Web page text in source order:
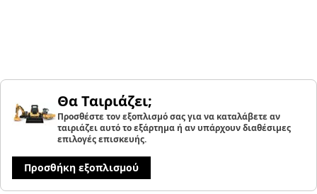
Θα Ταιριάζει;
Προσθέστε τον εξοπλισμό σας για να καταλάβετε αν
ταιριάζει αυτό το εξάρτημα ή αν υπάρχουν διαθέσιμες
επιλογές επισκευής.
Προσθήκη εξοπλισμού